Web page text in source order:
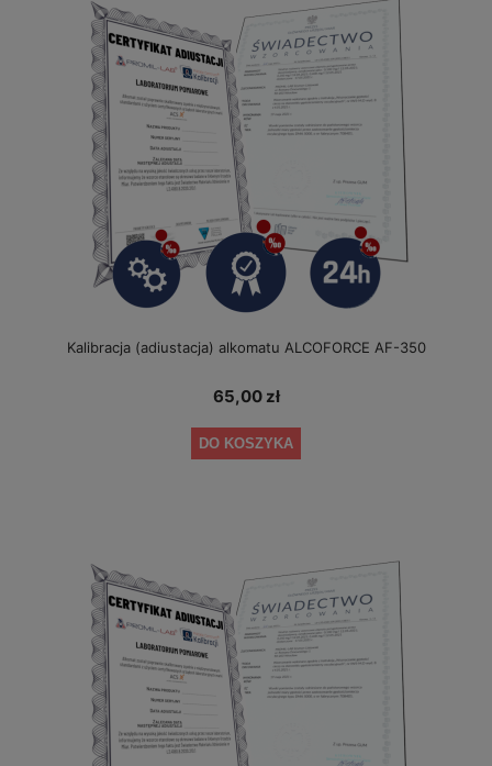
Kalibracja (adiustacja) alkomatu ALCOFORCE AF-350
65,00 zł
DO KOSZYKA